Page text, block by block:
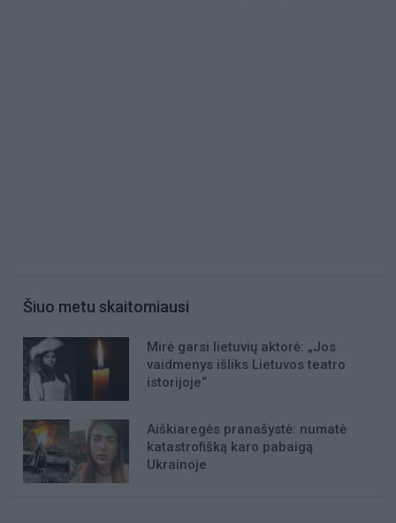
Šiuo metu skaitomiausi
Mirė garsi lietuvių aktorė: „Jos
vaidmenys išliks Lietuvos teatro
istorijoje“
Aiškiaregės pranašystė: numatė
katastrofišką karo pabaigą
Ukrainoje